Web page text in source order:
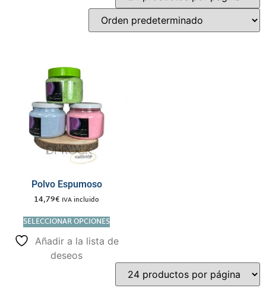
Polvo Espumoso
14,79€ IVA incluido
SELECCIONAR OPCIONES
Añadir a la lista de
deseos